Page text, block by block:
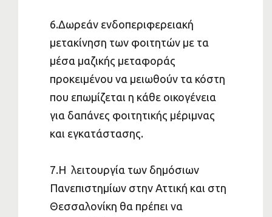
6.Δωρεάν ενδοπεριφερειακή
μετακίνηση των φοιτητών με τα
μέσα μαζικής μεταφοράς
προκειμένου να μειωθούν τα κόστη
που επωμίζεται η κάθε οικογένεια
για δαπάνες φοιτητικής μέριμνας
και εγκατάστασης.
7.Η λειτουργία των δημόσιων
Πανεπιστημίων στην Αττική και στη
Θεσσαλονίκη θα πρέπει να